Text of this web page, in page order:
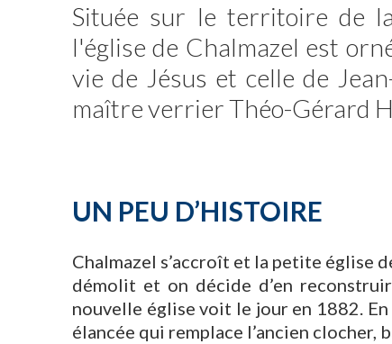
Située sur le territoire de
l'église de Chalmazel est
vie de Jésus et celle de
maître verrier Théo-Gérard
UN PEU D’HISTOIRE
Chalmazel s’accroît et la petite église
démolit et on décide d’en
nouvelle église voit le jour en 1882.
élancée qui remplace l’ancien clocher,